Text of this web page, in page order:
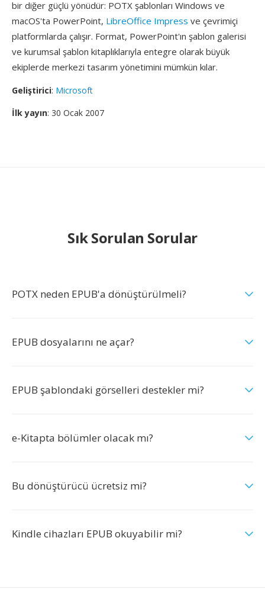
bir diğer güçlü yönüdür: POTX şablonları Windows ve
macOS'ta PowerPoint, LibreOffice Impress ve çevrimiçi
platformlarda çalışır. Format, PowerPoint'ın şablon galerisi
ve kurumsal şablon kitaplıklarıyla entegre olarak büyük
ekiplerde merkezi tasarım yönetimini mümkün kılar.
Geliştirici: Microsoft
İlk yayın: 30 Ocak 2007
Sık Sorulan Sorular
POTX neden EPUB'a dönüştürülmeli?
EPUB dosyalarını ne açar?
EPUB şablondaki görselleri destekler mi?
e-Kitapta bölümler olacak mı?
Bu dönüştürücü ücretsiz mi?
Kindle cihazları EPUB okuyabilir mi?